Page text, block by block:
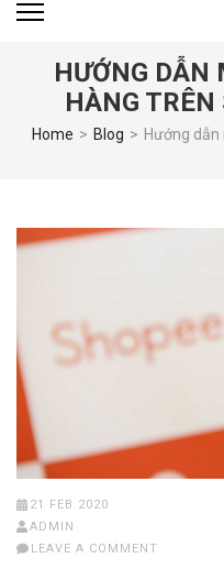
HƯỚNG DẪN
HÀNG
Home > Blog > Hướng
21 FEB 2020
ADMIN
LEAVE A COMMENT